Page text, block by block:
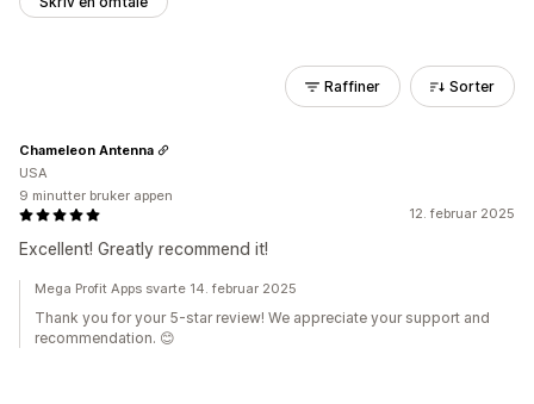
Raffiner Sorter
12. februar 2025
Excellent! Greatly recommend it!
Chameleon Antenna
USA
9 minutter bruker appen
Mega Profit Apps svarte 14. februar 2025
Thank you for your 5-star review! We appreciate your support and
recommendation. 😊